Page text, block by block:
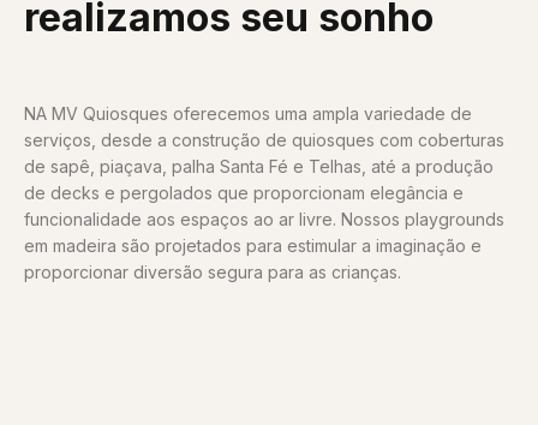
realizamos seu sonho
NA MV Quiosques oferecemos uma ampla variedade de
serviços, desde a construção de quiosques com coberturas
de sapê, piaçava, palha Santa Fé e Telhas, até a produção
de decks e pergolados que proporcionam elegância e
funcionalidade aos espaços ao ar livre. Nossos playgrounds
em madeira são projetados para estimular a imaginação e
proporcionar diversão segura para as crianças.